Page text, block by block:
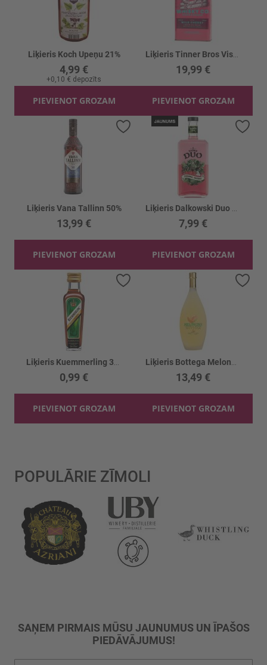
Liķieris Koch Upeņu 21%
4,99 €
+0,10 € depozīts
PIEVIENOT GROZAM
19,99 €
PIEVIENOT GROZAM
Liķieris Vana Tallinn 50%
13,99 €
PIEVIENOT GROZAM
Pievienot vēlmju sarakstam
7,99 €
PIEVIENOT GROZAM
0,99 €
PIEVIENOT GROZAM
Pievienot vēlmju sarakstam
13,49 €
PIEVIENOT GROZAM
POPULĀRIE ZĪMOLI
SAŅEM PIRMAIS MŪSU JAUNUMUS UN ĪPAŠOS
PIEDĀVĀJUMUS!